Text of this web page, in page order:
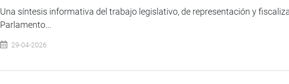
Una síntesis informativa del trabajo legislativo, de representación y
Parlamento...
29-04-2026